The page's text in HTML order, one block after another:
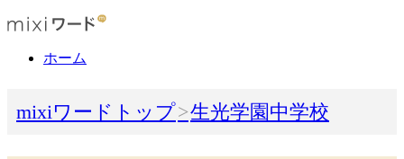
ホーム
mixiワードトップ 生光学園中学校